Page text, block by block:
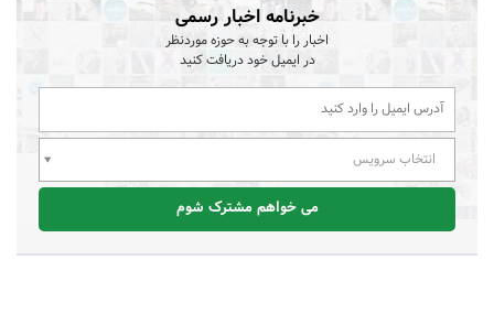
خبرنامه اخبار رسمی
اخبار را با توجه به حوزه موردنظر
در ایمیل خود دریافت کنید
انتخاب سرویس
می خواهم مشترک شوم